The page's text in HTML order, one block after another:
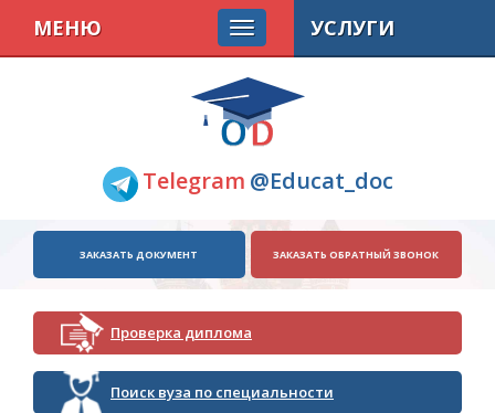
Telegram @Educat_doc
МЕНЮ
ЗАКАЗАТЬ ДОКУМЕНТ ЗАКАЗАТЬ ОБРАТНЫЙ ЗВОНОК
Проверка диплома
Поиск вуза по специальности
УСЛУГИ